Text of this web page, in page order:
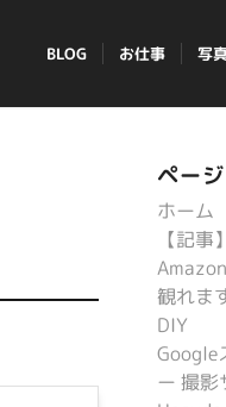
BLOG お仕事 写
ページ
ホーム
【記
観れま
DIY
Google
ー 撮影